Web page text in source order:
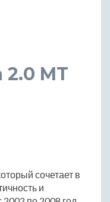
2.0 MT
сочетает в
и